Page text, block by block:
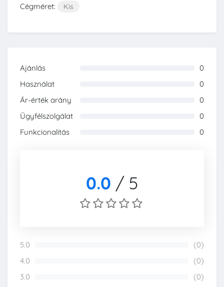
Cégméret:
Kis
Ajánlás
0
Használat
0
Ár-érték arány
0
Ügyfélszolgálat
0
Funkcionalitás
0
0.0 / 5
5.0
(0)
4.0
(0)
3.0
(0)